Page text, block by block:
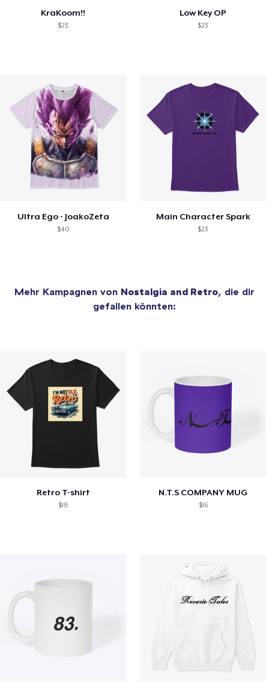
KraKoom!!
$23
Low Key OP
$23
Ultra Ego - JoakoZeta
$40
Main Character Spark
$23
Mehr Kampagnen von Nostalgia and Retro, die dir
gefallen könnten:
Retro T-shirt
$18
N.T.S COMPANY MUG
$16